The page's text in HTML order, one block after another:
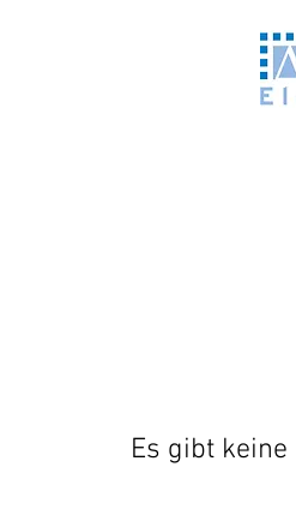
Es gibt